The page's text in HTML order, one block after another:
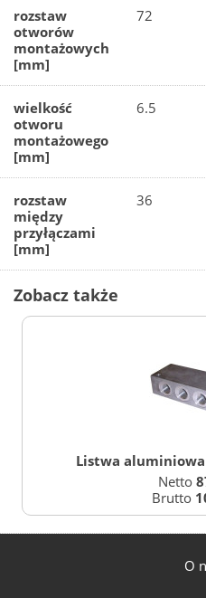
rozstaw
otworów
montażowych
[mm]
72
wielkość
otworu
montażowego
[mm]
6.5
rozstaw
między
przyłączami
[mm]
36
Zobacz także
Listwa aluminiowa
Netto
Brutto
O